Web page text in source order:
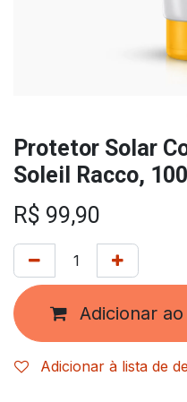
Protetor Solar
Soleil Racco,
R$ 99,90
Adicionar
Adicionar à lista de